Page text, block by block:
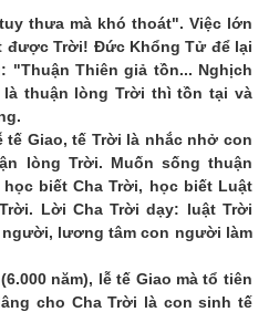
thưa mà khó thoát". Việc lớn
được Trời! Đức Khổng Tử để lại
"Thuận Thiên giả tồn... Nghịch
thuận lòng Trời thì tồn tại và
Giao, tế Trời là nhắc nhở con
lòng Trời. Muốn sống thuận
biết Cha Trời, học biết Luật
Lời Cha Trời dạy: luật Trời
lương tâm con người làm
năm), lễ tế Giao mà tổ tiên
cho Cha Trời là con sinh tế